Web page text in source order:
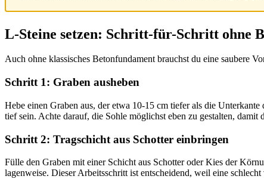
L-Steine setzen: Schritt-für-Schritt ohne
Auch ohne klassisches Betonfundament brauchst du eine saubere
Schritt 1: Graben ausheben
Hebe einen Graben aus, der etwa 10-15 cm tiefer als die
tief sein. Achte darauf, die Sohle möglichst eben zu gestalten, damit
Schritt 2: Tragschicht aus Schotter einbringen
Fülle den Graben mit einer Schicht aus Schotter oder Kies der
lagenweise. Dieser Arbeitsschritt ist entscheidend, weil eine